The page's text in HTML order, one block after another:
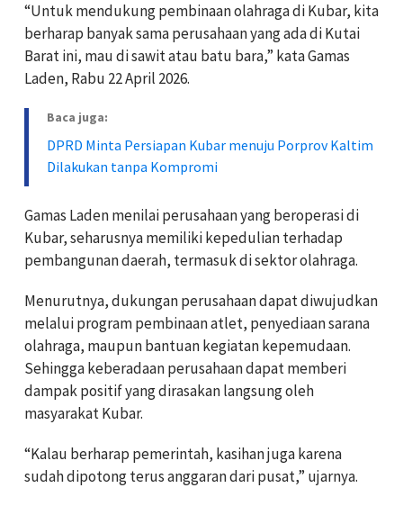
“Untuk mendukung pembinaan olahraga di Kubar, kita
berharap banyak sama perusahaan yang ada di Kutai
Barat ini, mau di sawit atau batu bara,” kata Gamas
Laden, Rabu 22 April 2026.
Baca juga:
DPRD Minta Persiapan Kubar menuju Porprov Kaltim
Dilakukan tanpa Kompromi
Gamas Laden menilai perusahaan yang beroperasi di
Kubar, seharusnya memiliki kepedulian terhadap
pembangunan daerah, termasuk di sektor olahraga.
Menurutnya, dukungan perusahaan dapat diwujudkan
melalui program pembinaan atlet, penyediaan sarana
olahraga, maupun bantuan kegiatan kepemudaan.
Sehingga keberadaan perusahaan dapat memberi
dampak positif yang dirasakan langsung oleh
masyarakat Kubar.
“Kalau berharap pemerintah, kasihan juga karena
sudah dipotong terus anggaran dari pusat,” ujarnya.